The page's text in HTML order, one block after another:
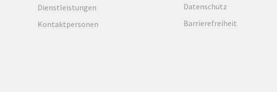
Dienstleistungen
Kontaktpersonen
Datenschutz
Barrierefreiheit